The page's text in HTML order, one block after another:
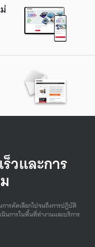
วและการ
ารคัดเลือกไปจนถึงการปฏิบัติ
นการในพื้นที่ทํางานและบริการ